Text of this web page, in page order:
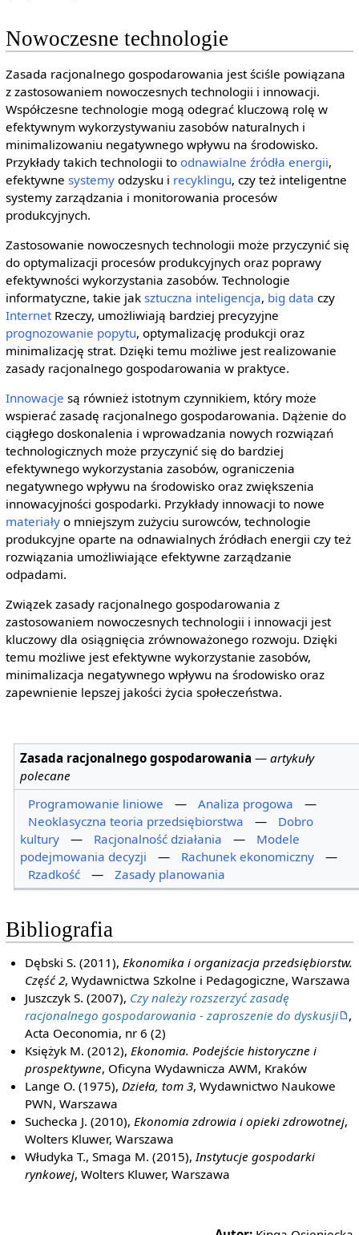
Nowoczesne technologie
Zasada racjonalnego gospodarowania jest ściśle powiązana
z zastosowaniem nowoczesnych technologii i innowacji.
Współczesne technologie mogą odegrać kluczową rolę w
efektywnym wykorzystywaniu zasobów naturalnych i
minimalizowaniu negatywnego wpływu na środowisko.
Przykłady takich technologii to odnawialne źródła energii,
efektywne systemyodzysku i recyklingu, czy też inteligentne
systemy zarządzania i monitorowania procesów
produkcyjnych.
Zastosowanie nowoczesnych technologii może przyczynić się
do optymalizacji procesów produkcyjnych oraz poprawy
efektywności wykorzystania zasobów. Technologie
informatyczne, takie jak sztuczna inteligencja, big data czy
InternetRzeczy, umożliwiają bardziej precyzyjne
prognozowanie popytu, optymalizację produkcji oraz
minimalizację strat. Dzięki temu możliwe jest realizowanie
zasady racjonalnego gospodarowania w praktyce.
Innowacje są również istotnym czynnikiem, który może
wspierać zasadę racjonalnego gospodarowania. Dążenie do
ciągłego doskonalenia i wprowadzania nowych rozwiązań
technologicznych może przyczynić się do bardziej
efektywnego wykorzystania zasobów, ograniczenia
negatywnego wpływu na środowisko oraz zwiększenia
innowacyjności gospodarki. Przykłady innowacji to nowe
materiałyo mniejszym zużyciu surowców, technologie
produkcyjne oparte na odnawialnych źródłach energii czy też
rozwiązania umożliwiające efektywne zarządzanie
odpadami.
Związek zasady racjonalnego gospodarowania z
zastosowaniem nowoczesnych technologii i innowacji jest
kluczowy dla osiągnięcia zrównoważonego rozwoju. Dzięki
temu możliwe jest efektywne wykorzystanie zasobów,
minimalizacja negatywnego wpływu na środowisko oraz
zapewnienie lepszej jakości życia społeczeństwa.
Zasada racjonalnego gospodarowania —artykuły
polecane
Programowanie liniowe
— Analiza progowa
—
Neoklasyczna teoria przedsiębiorstwa
—
Dobro
kultury
— Racjonalność działania —
Modele
podejmowania decyzji
— Rachunek ekonomiczny
—
Rzadkość
— Zasady planowania
Bibliografia
Dębski S. (2011),Ekonomika i organizacja przedsiębiorstw.
Część 2, Wydawnictwa Szkolne i Pedagogiczne, Warszawa
Juszczyk S. (2007), Czy należy rozszerzyć zasadę
racjonalnego gospodarowania - zaproszenie do dyskusji
,
Acta Oeconomia, nr 6 (2)
Księżyk M. (2012),Ekonomia. Podejście historyczne i
prospektywne, Oficyna Wydawnicza AWM, Kraków
Lange O. (1975),Dzieła, tom 3, Wydawnictwo Naukowe
PWN, Warszawa
Suchecka J. (2010),Ekonomia zdrowia i opieki zdrowotnej,
Wolters Kluwer, Warszawa
Włudyka T., Smaga M. (2015),Instytucje gospodarki
rynkowej, Wolters Kluwer, Warszawa